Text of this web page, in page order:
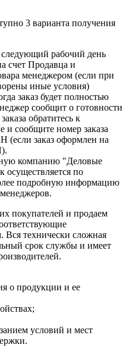
3 варианта получения
следующий рабочий день
счет Продавца и
менеджером (если при
иные условия)
заказ будет полностью
сообщит о готовности
обратитесь к
и сообщите номер заказа
(если заказ оформлен на
компанию "Деловые
по
подробную информацию
покупателей и продаем
Вся технически сложная
срок службы и имеет
о продукции и ее
условий и мест